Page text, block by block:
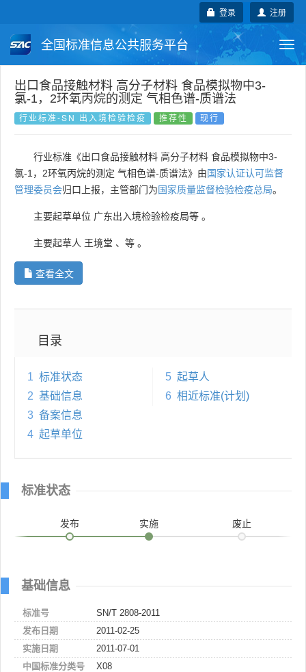
注册
登录
全国标准信息公共服务平台
国家标准 行业标准 地方标准
团体标准 企业标准
国外标准 技术委员会
出口食品接触材料 高分子材料 食品模拟物中3-
氯-1，2环氧丙烷的测定 气相色谱-质谱法
行业标准-SN 出入境检验检疫 推荐性 现行
行业标准《出口食品接触材料 高分子材料 食品模拟物中3-
氯-1，2环氧丙烷的测定 气相色谱-质谱法》由国家认证认可监督
管理委员会归口上报，主管部门为国家质量监督检验检疫总局。
主要起草单位 广东出入境检验检疫局等 。
主要起草人 王境堂 、 等 。
查看全文
目录
1 标准状态
2 基础信息
3 备案信息
4 起草单位
5 起草人
6 相近标准(计划)
标准状态
发布 实施 废止
基础信息
标准号
SN/T 2808-2011
发布日期
2011-02-25
实施日期
2011-07-01
中国标准分类号
X08